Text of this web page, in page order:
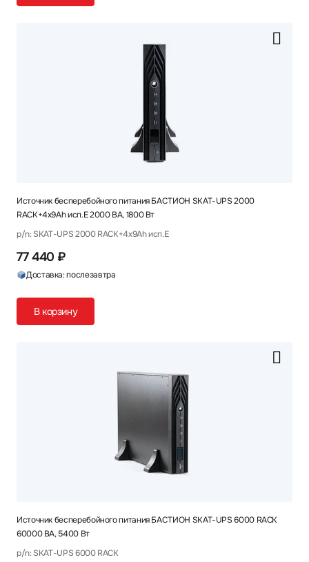
Источник бесперебойного питания БАСТИОН SKAT-UPS 2000
RACK+4x9Ah исп.E 2000 ВА, 1800 Вт
p/n: SKAT-UPS 2000 RACK+4x9Ah исп.E
77 440 ₽
Доставка: послезавтра
В корзину
Источник бесперебойного питания БАСТИОН SKAT-UPS 6000 RACK
60000 ВА, 5400 Вт
p/n: SKAT-UPS 6000 RACK